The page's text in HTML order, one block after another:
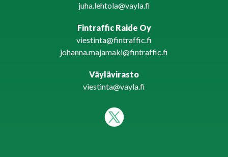
juha.lehtola@vayla.fi
Fintraffic Raide Oy
viestinta@fintraffic.fi
johanna.majamaki@fintraffic.fi
Väylävirasto
viestinta@vayla.fi